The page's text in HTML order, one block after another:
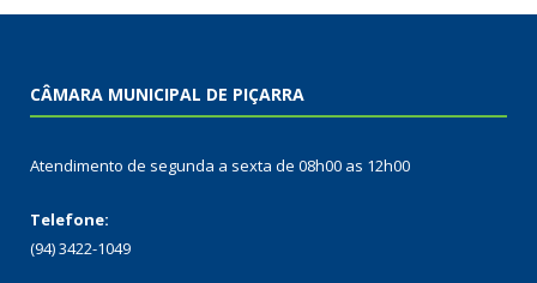
CÂMARA MUNICIPAL DE PIÇARRA
Atendimento de segunda a sexta de 08h00 as 12h00
Telefone:
(94) 3422-1049